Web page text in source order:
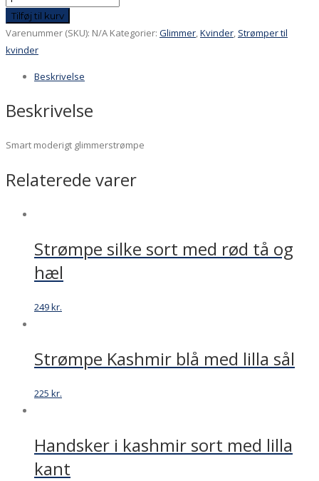
ensfarvede
og
rosa.
med
par
Tilføj til kurv
Varenummer (SKU): N/A Kategorier: Glimmer Kvinder Strømper til
kvinder
Beskrivelse
Beskrivelse
Smart moderigt glimmerstrømpe
Relaterede varer
Strømpe silke sort med rød tå og
hæl
249kr.
Strømpe Kashmir blå med lilla sål
225 kr.
Handsker i kashmir sort med lilla
kant